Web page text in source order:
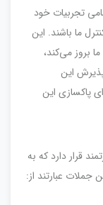
تجربیات خود
ما باشند. این
بروز می‌کند،
پذیرش این
پاکسازی این
قرار دارد که به
جملات عبارتند از: